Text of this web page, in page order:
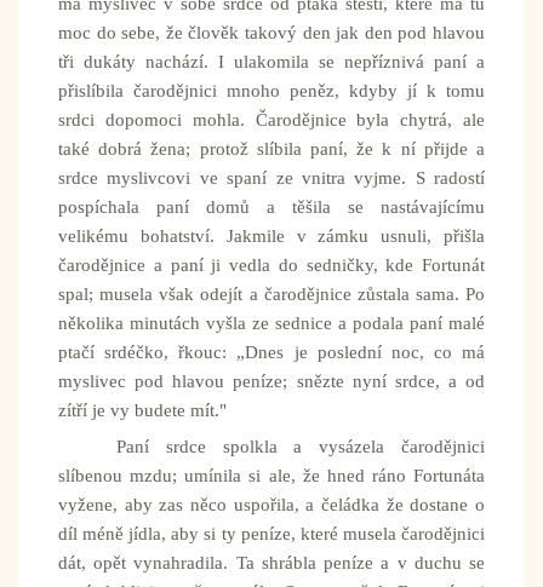
má myslivec v sobě srdce od ptáka štěstí, které má tu
moc do sebe, že člověk takový den jak den pod hlavou
tři dukáty nachází. I ulakomila se nepříznivá paní a
přislíbila čarodějnici mnoho peněz, kdyby jí k tomu
srdci dopomoci mohla. Čarodějnice byla chytrá, ale
také dobrá žena; protož slíbila paní, že k ní přijde a
srdce myslivcovi ve spaní ze vnitra vyjme. S radostí
pospíchala paní domů a těšila se nastávajícímu
velikému bohatství. Jakmile v zámku usnuli, přišla
čarodějnice a paní ji vedla do sedničky, kde Fortunát
spal; musela však odejít a čarodějnice zůstala sama. Po
několika minutách vyšla ze sednice a podala paní malé
ptačí srdéčko, řkouc: „Dnes je poslední noc, co má
myslivec pod hlavou peníze; snězte nyní srdce, a od
zítří je vy budete mít."
Paní srdce spolkla a vysázela čarodějnici
slíbenou mzdu; umínila si ale, že hned ráno Fortunáta
vyžene, aby zas něco uspořila, a čeládka že dostane o
díl méně jídla, aby si ty peníze, které musela čarodějnici
dát, opět vynahradila. Ta shrábla peníze a v duchu se